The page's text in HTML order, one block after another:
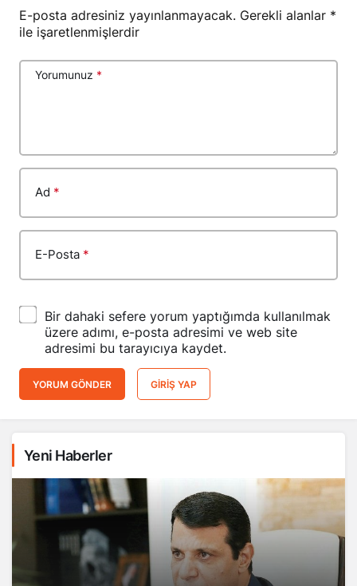
E-posta adresiniz yayınlanmayacak. Gerekli alanlar *
ile işaretlenmişlerdir
Yorumunuz *
Ad *
E-Posta *
Bir dahaki sefere yorum yaptığımda kullanılmak
üzere adımı, e-posta adresimi ve web site
adresimi bu tarayıcıya kaydet.
YORUM GÖNDER GIRIŞ YAP
Yeni Haberler